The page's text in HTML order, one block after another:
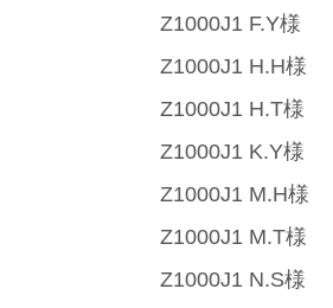
Z1000J1 F.Y様
Z1000J1 H.H様
Z1000J1 H.T様
Z1000J1 K.Y様
Z1000J1 M.H様
Z1000J1 M.T様
Z1000J1 N.S様